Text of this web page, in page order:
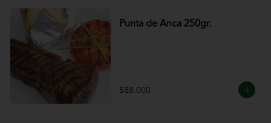
Punta de Anca 250gr.
$88.000